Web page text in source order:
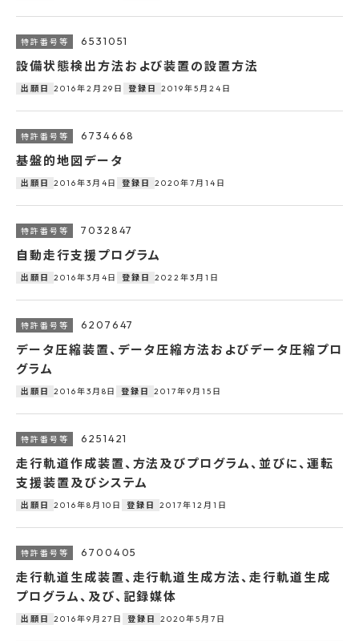
6531051
設備状態検出方法および装置の設置方法
出願日 2016年2月29日 登録日 2019年5月24日
6734668
基盤的地図データ
出願日 2016年3月4日 登録日 2020年7月14日
7032847
自動走行支援プログラム
出願日 2016年3月4日 登録日 2022年3月1日
6207647
データ圧縮装置、データ圧縮方法およびデータ圧縮プロ
グラム
出願日 2016年3月8日 登録日 2017年9月15日
6251421
走行軌道作成装置、方法及びプログラム、並びに、運転
支援装置及びシステム
出願日 2016年8月10日 登録日 2017年12月1日
6700405
走行軌道生成装置、走行軌道生成方法、走行軌道生成
プログラム、及び、記録媒体
出願日 2016年9月27日 登録日 2020年5月7日